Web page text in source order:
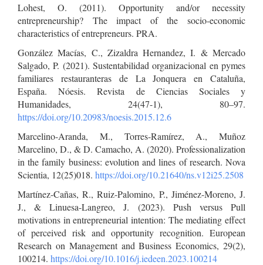
Lohest, O. (2011). Opportunity and/or necessity
entrepreneurship? The impact of the socio-economic
characteristics of entrepreneurs. PRA.
González Macías, C., Zizaldra Hernandez, I. & Mercado
Salgado, P. (2021). Sustentabilidad organizacional en pymes
familiares restauranteras de La Jonquera en Cataluña,
España. Nóesis. Revista de Ciencias Sociales y
Humanidades, 24(47-1), 80–97.
https://doi.org/10.20983/noesis.2015.12.6
Marcelino-Aranda, M., Torres-Ramírez, A., Muñoz
Marcelino, D., & D. Camacho, A. (2020). Professionalization
in the family business: evolution and lines of research. Nova
Scientia, 12(25)018. https://doi.org/10.21640/ns.v12i25.2508
Martínez-Cañas, R., Ruiz-Palomino, P., Jiménez-Moreno, J.
J., & Linuesa-Langreo, J. (2023). Push versus Pull
motivations in entrepreneurial intention: The mediating effect
of perceived risk and opportunity recognition. European
Research on Management and Business Economics, 29(2),
100214. https://doi.org/10.1016/j.iedeen.2023.100214